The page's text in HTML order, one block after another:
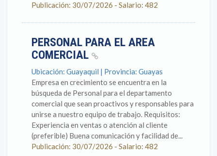
Publicación: 30/07/2026 - Salario: 482
PERSONAL PARA EL AREA
COMERCIAL
Ubicación: Guayaquil | Provincia: Guayas
Empresa en crecimiento se encuentra en la
búsqueda de Personal para el departamento
comercial que sean proactivos y responsables para
unirse a nuestro equipo de trabajo. Requisitos:
Experiencia en ventas o atención al cliente
(preferible) Buena comunicación y facilidad de...
Publicación: 30/07/2026 - Salario: 482